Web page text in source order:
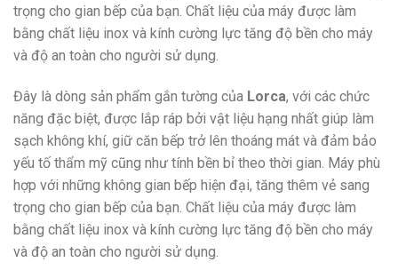
trọng cho gian bếp của bạn. Chất liệu của máy được làm
bằng chất liệu inox và kính cường lực tăng độ bền cho máy
và độ an toàn cho người sử dụng.
Đây là dòng sản phẩm gắn tường của Lorca, với các chức
năng đặc biệt, được lắp ráp bởi vật liệu hạng nhất giúp làm
sạch không khí, giữ căn bếp trở lên thoáng mát và đảm bảo
yếu tố thẩm mỹ cũng như tính bền bỉ theo thời gian. Máy phù
hợp với những không gian bếp hiện đại, tăng thêm vẻ sang
trọng cho gian bếp của bạn. Chất liệu của máy được làm
bằng chất liệu inox và kính cường lực tăng độ bền cho máy
và độ an toàn cho người sử dụng.